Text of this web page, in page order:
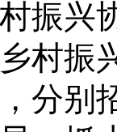
振兴
村振
分别